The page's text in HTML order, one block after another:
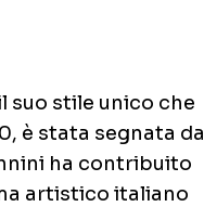
suo stile unico che
è stata segnata da
ha contribuito
artistico italiano